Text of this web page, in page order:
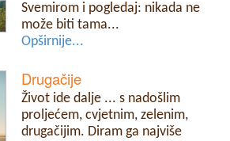
Svemirom i pogledaj: nikada ne
može biti tama...
Opširnije...
Drugačije
Život ide dalje ... s nadošlim
proljećem, cvjetnim, zelenim,
drugačijim. Diram ga najviše